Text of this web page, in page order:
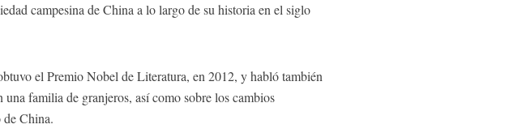
campesina de China a lo largo de su historia en el siglo
el Premio Nobel de Literatura, en 2012, y habló también
familia de granjeros, así como sobre los cambios
de China.